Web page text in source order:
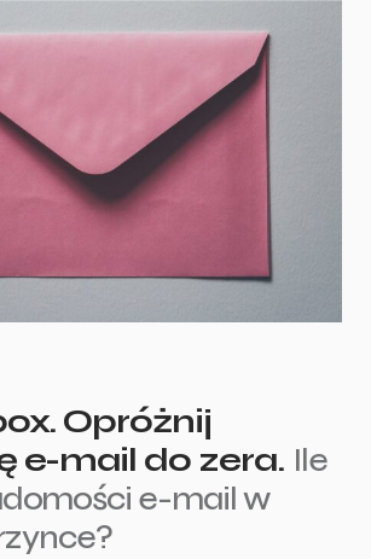
Opróżnij
e-mail do zera. Ile
e-mail w